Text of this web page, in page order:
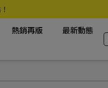
熱銷再版 最新動態